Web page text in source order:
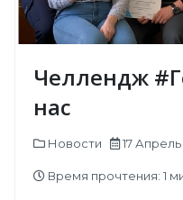
Челлендж
нас
Новости 17 Апрель
Время прочтения: 1